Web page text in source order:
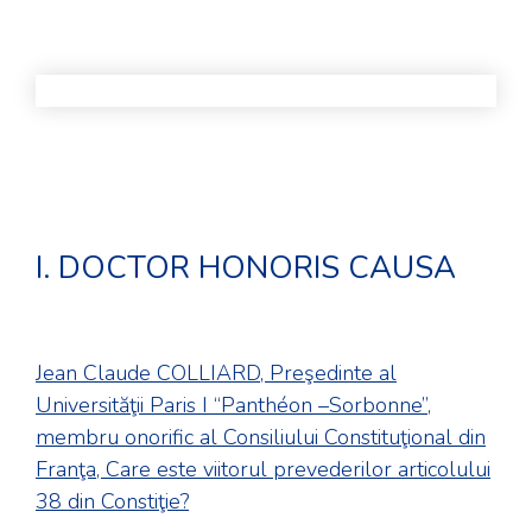
I. DOCTOR HONORIS CAUSA
Jean Claude COLLIARD, Preşedinte al
Universităţii Paris I “Panthéon –Sorbonne”,
membru onorific al Consiliului Constituţional din
Franţa, Care este viitorul prevederilor articolului
38 din Constiţie?